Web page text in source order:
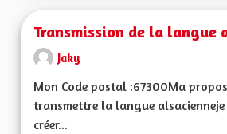
Transmission de la langue
Jaky
Mon Code postal :67300Ma
transmettre la langue alsacienneje
créer...